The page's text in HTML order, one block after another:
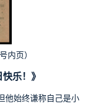
内页）
乐！》
他始终谦称自己是小